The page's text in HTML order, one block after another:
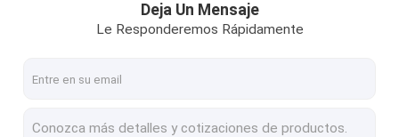
Válvulas de socorro
Deja Un Mensaje
Le Responderemos Rápidamente